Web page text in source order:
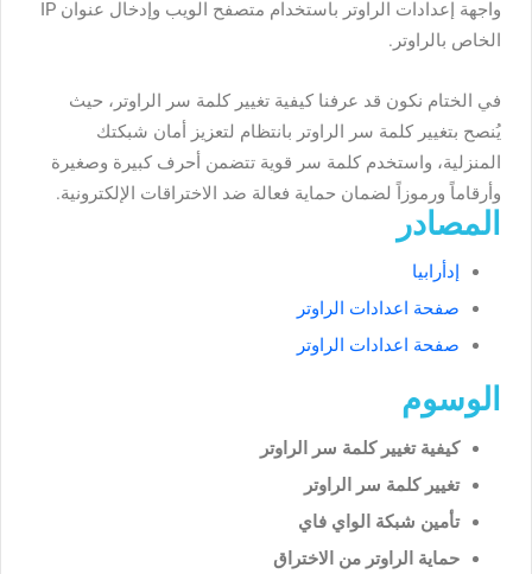
واجهة إعدادات الراوتر باستخدام متصفح الويب وإدخال عنوان IP
الخاص بالراوتر.
في الختام نكون قد عرفنا كيفية تغيير كلمة سر الراوتر، حيث
يُنصح بتغيير كلمة سر الراوتر بانتظام لتعزيز أمان شبكتك
المنزلية، واستخدم كلمة سر قوية تتضمن أحرف كبيرة وصغيرة
وأرقاماً ورموزاً لضمان حماية فعالة ضد الاختراقات الإلكترونية.
المصادر
إدأرابيا
صفحة اعدادات الراوتر
صفحة اعدادات الراوتر
الوسوم
كيفية تغيير كلمة سر الراوتر
تغيير كلمة سر الراوتر
تأمين شبكة الواي فاي
حماية الراوتر من الاختراق